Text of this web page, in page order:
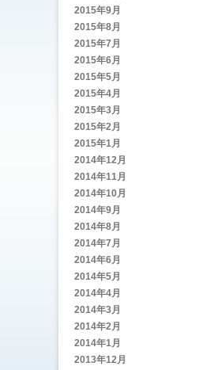
2015年9月
2015年8月
2015年7月
2015年6月
2015年5月
2015年4月
2015年3月
2015年2月
2015年1月
2014年12月
2014年11月
2014年10月
2014年9月
2014年8月
2014年7月
2014年6月
2014年5月
2014年4月
2014年3月
2014年2月
2014年1月
2013年12月